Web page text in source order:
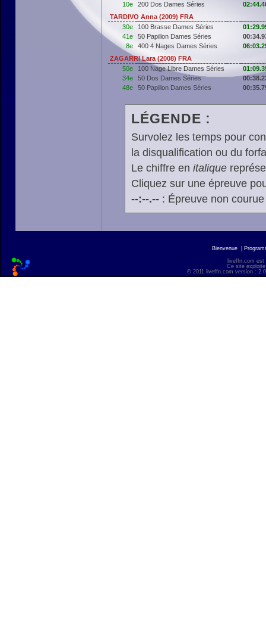
10e
200 Dos Dames Séries
TARDIVO Anna (2009) FRA
30e
100 Brasse Dames Séries
41e
50 Papillon Dames Séries
8e
400 4 Nages Dames Séries
ZAGARRI Lara (2008) FRA
50e
100 Nage Libre Dames Séries
34e
50 Dos Dames Séries
48e
50 Papillon Dames Séries
LÉGENDE :
Survolez les temps pour
la disqualification ou du
Le chiffre en italique
Cliquez sur une épreuve
--:--.--: Épreuve non
Bienvenue
liveffn.com est
Ce site
© 2011 liveffn.com version :